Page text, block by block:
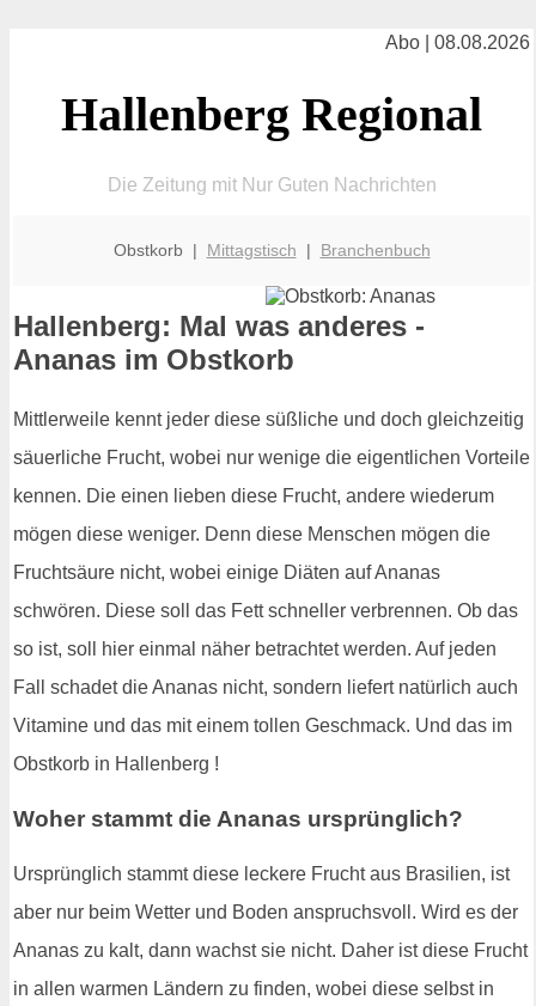
Abo | 08.08.2026
Hallenberg Regional
Die Zeitung mit Nur Guten Nachrichten
Obstkorb | Mittagstisch | Branchenbuch
Hallenberg: Mal was anderes -
Ananas im Obstkorb
Mittlerweile kennt jeder diese süßliche und doch gleichzeitig
säuerliche Frucht, wobei nur wenige die eigentlichen Vorteile
kennen. Die einen lieben diese Frucht, andere wiederum
mögen diese weniger. Denn diese Menschen mögen die
Fruchtsäure nicht, wobei einige Diäten auf Ananas
schwören. Diese soll das Fett schneller verbrennen. Ob das
so ist, soll hier einmal näher betrachtet werden. Auf jeden
Fall schadet die Ananas nicht, sondern liefert natürlich auch
Vitamine und das mit einem tollen Geschmack. Und das im
Obstkorb in Hallenberg !
Woher stammt die Ananas ursprünglich?
Ursprünglich stammt diese leckere Frucht aus Brasilien, ist
aber nur beim Wetter und Boden anspruchsvoll. Wird es der
Ananas zu kalt, dann wachst sie nicht. Daher ist diese Frucht
in allen warmen Ländern zu finden, wobei diese selbst in